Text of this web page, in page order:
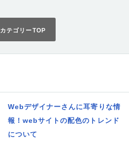
カテゴリーTOP
Webデザイナーさんに耳寄りな情
報！webサイトの配色のトレンド
について